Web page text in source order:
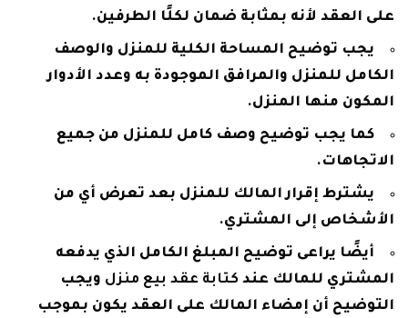
على العقد لأنه بمثابة ضمان لكلًا الطرفين.
يجب توضيح المساحة الكلية للمنزل والوصف
الكامل للمنزل والمرافق الموجودة به وعدد الأدوار
المكون منها المنزل.
كما يجب توضيح وصف كامل للمنزل من جميع
الاتجاهات.
يشترط إقرار المالك للمنزل بعد تعرض أي من
الأشخاص إلى المشتري.
أيضًا يراعى توضيح المبلغ الكامل الذي يدفعه
المشتري للمالك عند كتابة عقد بيع منزل ويجب
التوضيح أن إمضاء المالك على العقد يكون بموجب